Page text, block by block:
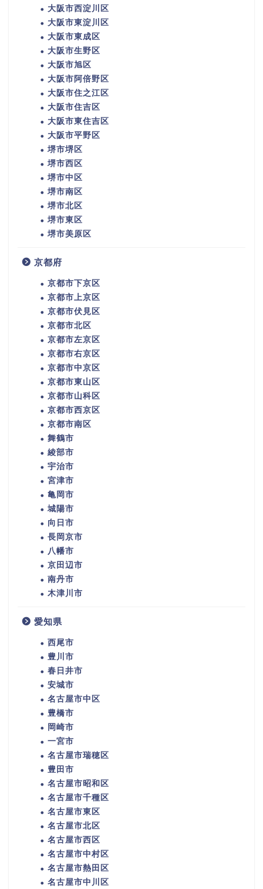
大阪市西淀川区
大阪市東淀川区
大阪市東成区
大阪市生野区
大阪市旭区
大阪市阿倍野区
大阪市住之江区
大阪市住吉区
大阪市東住吉区
大阪市平野区
堺市堺区
堺市西区
堺市中区
堺市南区
堺市北区
堺市東区
堺市美原区
京都府
京都市下京区
京都市上京区
京都市伏見区
京都市北区
京都市左京区
京都市右京区
京都市中京区
京都市東山区
京都市山科区
京都市西京区
京都市南区
舞鶴市
綾部市
宇治市
宮津市
亀岡市
城陽市
向日市
長岡京市
八幡市
京田辺市
南丹市
木津川市
愛知県
西尾市
豊川市
春日井市
安城市
名古屋市中区
豊橋市
岡崎市
一宮市
名古屋市瑞穂区
豊田市
名古屋市昭和区
名古屋市千種区
名古屋市東区
名古屋市北区
名古屋市西区
名古屋市中村区
名古屋市熱田区
名古屋市中川区